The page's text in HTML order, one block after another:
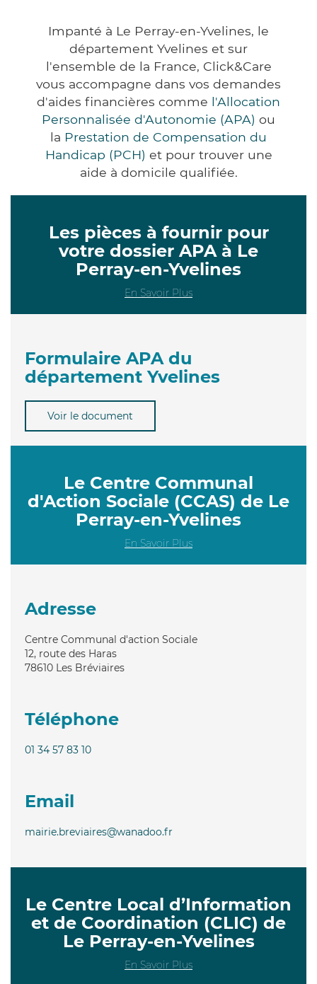
Impanté à Le Perray-en-Yvelines, le
département Yvelines et sur
l'ensemble de la France, Click&Care
vous accompagne dans vos demandes
d'aides financières comme l'Allocation
Personnalisée d'Autonomie (APA) ou
la Prestation de Compensation du
Handicap (PCH) et pour trouver une
aide à domicile qualifiée.
Les pièces à fournir pour
votre dossier APA à Le
Perray-en-Yvelines
En Savoir Plus
Formulaire APA du
département Yvelines
Voir le document
Le Centre Communal
d'Action Sociale (CCAS) de Le
Perray-en-Yvelines
En Savoir Plus
Adresse
Centre Communal d'action Sociale
12, route des Haras
78610 Les Bréviaires
Téléphone
01 34 57 83 10
Email
mairie.breviaires@wanadoo.fr
Le Centre Local d’Information
et de Coordination (CLIC) de
Le Perray-en-Yvelines
En Savoir Plus